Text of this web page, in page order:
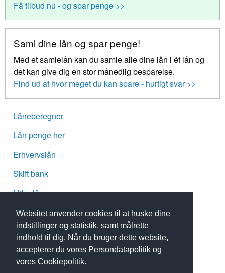
Websitet anvender cookies til at huske dine
indstillinger og statistik, samt målrette
indhold til dig. Når du bruger dette website,
accepterer du vores Persondatapolitik og
vores Cookiepolitik.
Få tilbud nu - og spar penge >>
Saml dine lån og spar penge!
Med et samlelån kan du samle alle dine lån i ét lån og
det kan give dig en stor månedlig besparelse.
Find ud af hvor meget du kan spare - hurtigt svar >>
Låneberegner
Lån penge her
Erhvervslån
Skift bank
Mikrolån
Om Laaneberegner.dk
Kontakt
Persondatapolitik